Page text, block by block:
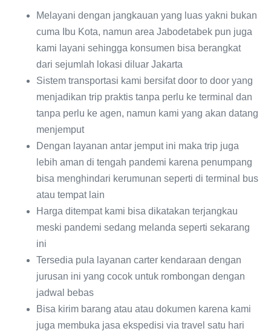
Melayani dengan jangkauan yang luas yakni bukan
cuma Ibu Kota, namun area Jabodetabek pun juga
kami layani sehingga konsumen bisa berangkat
dari sejumlah lokasi diluar Jakarta
Sistem transportasi kami bersifat door to door yang
menjadikan trip praktis tanpa perlu ke terminal dan
tanpa perlu ke agen, namun kami yang akan datang
menjemput
Dengan layanan antar jemput ini maka trip juga
lebih aman di tengah pandemi karena penumpang
bisa menghindari kerumunan seperti di terminal bus
atau tempat lain
Harga ditempat kami bisa dikatakan terjangkau
meski pandemi sedang melanda seperti sekarang
ini
Tersedia pula layanan carter kendaraan dengan
jurusan ini yang cocok untuk rombongan dengan
jadwal bebas
Bisa kirim barang atau atau dokumen karena kami
juga membuka jasa ekspedisi via travel satu hari